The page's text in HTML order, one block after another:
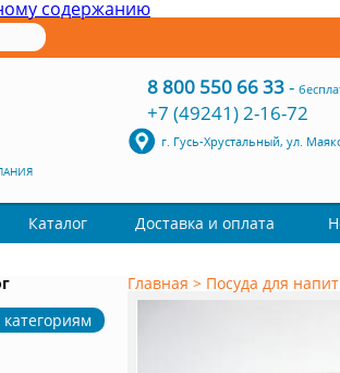
содержанию
8 800 550 66 33-
+7 (49241) 2-16-72
г. Гусь-Хрустальный, ул.
Каталог Доставка и оплата
Главная > Посуда для